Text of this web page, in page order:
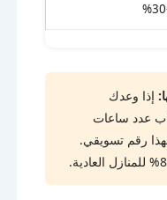
إذا وعدك
حساب عدد ساعات
رقم تسويقي.